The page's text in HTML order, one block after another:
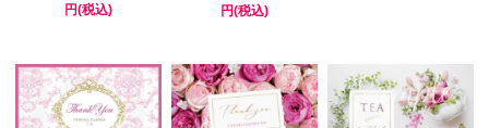
円(税込)
円(税込)